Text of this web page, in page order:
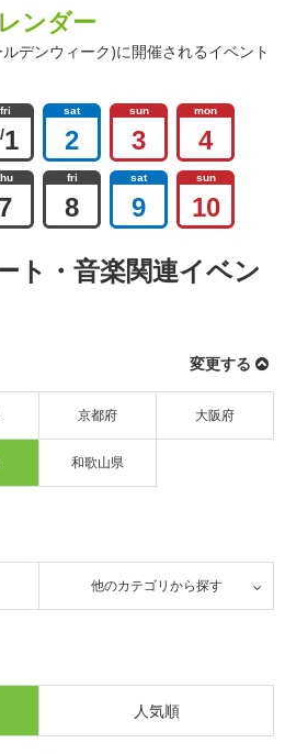
ンダー
デンウィーク)に開催されるイベント
fri
1
sat
2
sun
3
mon
4
7
fri
8
sat
9
sun
10
ト・音楽関連イベン
変更する
京都府 大阪府
和歌山県
他のカテゴリから探す
人気順